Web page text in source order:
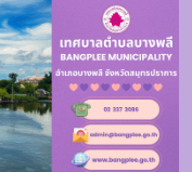
ม โทรศัพท์ : 0-2337-3086